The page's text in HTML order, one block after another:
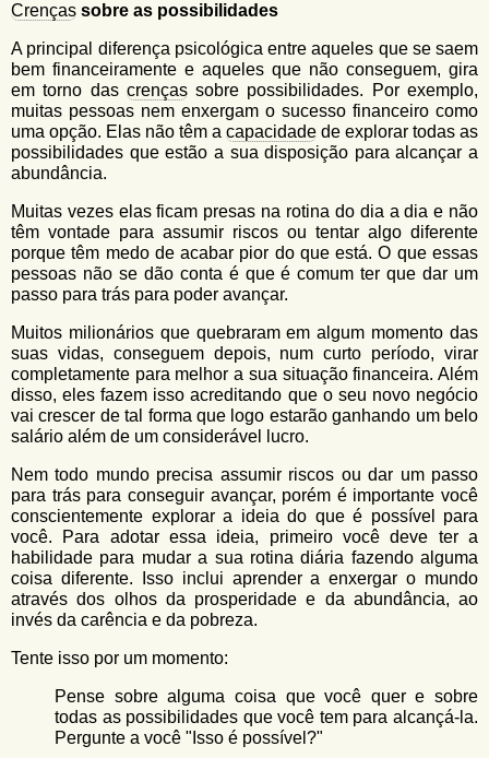
Crenças sobre as possibilidades
A principal diferença psicológica entre aqueles que se saem
bem financeiramente e aqueles que não conseguem, gira
em torno das crençassobre possibilidades. Por exemplo,
muitas pessoas nem enxergam o sucesso financeiro como
uma opção. Elas não têm a capacidade de explorar todas as
possibilidades que estão a sua disposição para alcançar a
abundância.
Muitas vezes elas ficam presas na rotina do dia a dia e não
têm vontade para assumir riscos ou tentar algo diferente
porque têm medo de acabar pior do que está. O que essas
pessoas não se dão conta é que é comum ter que dar um
passo para trás para poder avançar.
Muitos milionários que quebraram em algum momento das
suas vidas, conseguem depois, num curto período, virar
completamente para melhor a sua situação financeira. Além
disso, eles fazem isso acreditando que o seu novo negócio
vai crescer de tal forma que logo estarão ganhando um belo
salário além de um considerável lucro.
Nem todo mundo precisa assumir riscos ou dar um passo
para trás para conseguir avançar, porém é importante você
conscientemente explorar a ideia do que é possível para
você. Para adotar essa ideia, primeiro você deve ter a
habilidade para mudar a sua rotina diária fazendo alguma
coisa diferente. Isso inclui aprender a enxergar o mundo
através dos olhos da prosperidade e da abundância, ao
invés da carência e da pobreza.
Tente isso por um momento:
Pense sobre alguma coisa que você quer e sobre
todas as possibilidades que você tem para alcançá-la.
Pergunte a você "Isso é possível?"